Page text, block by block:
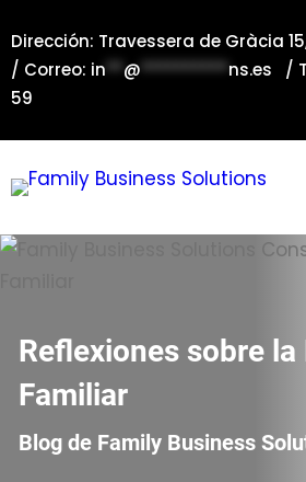
al
contenido
Dirección: Travessera de Gràcia
/ Correo: in**@**********ns.es /
59
Reflexiones sobre la
Familiar
Blog de Family Business